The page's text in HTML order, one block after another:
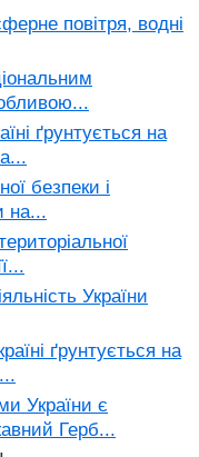
повітря, водні
ґрунтується на
безпеки і
на...
України
ґрунтується на
України є
Герб...